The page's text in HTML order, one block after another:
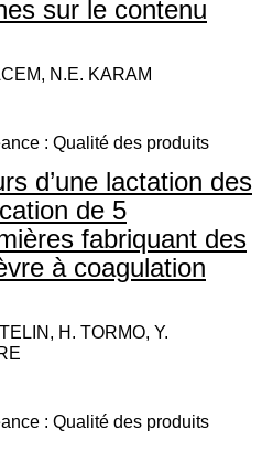
sur le contenu
N.E. KARAM
: Qualité des produits
d’une lactation des
de 5
fabriquant des
à coagulation
H. TORMO, Y.
: Qualité des produits